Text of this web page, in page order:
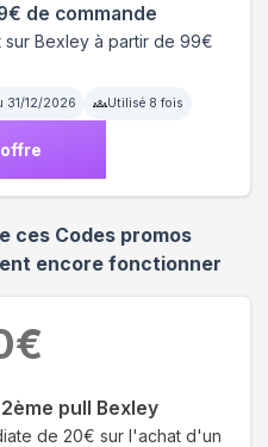
de commande
Bexley à partir de 99€
31/12/2026 Utilisé 8 fois
ces Codes promos
encore fonctionner
pull Bexley
de 20€ sur l'achat d'un
€